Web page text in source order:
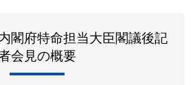
閣府特命担当大臣閣議後記
会見の概要